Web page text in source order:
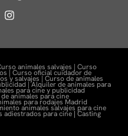
animales salvajes | Curso
| Curso oficial cuidador de
y salvajes | Curso de animales
|Alquiler de animales para
para cine y publicidad
animales para cine
para rodajes Madrid
animales salvajes para cine
adiestrados para cine| Casting